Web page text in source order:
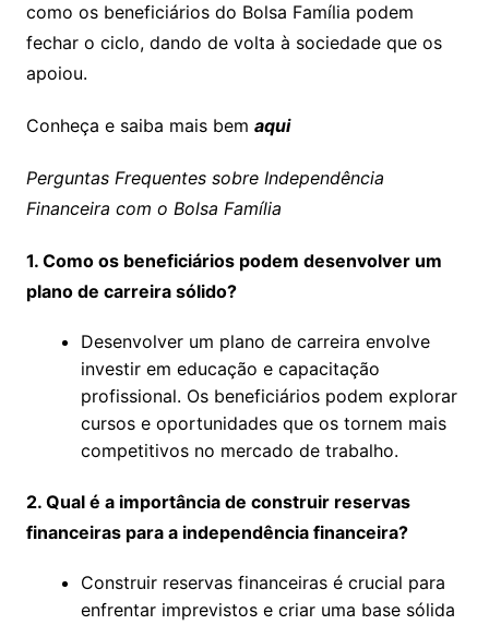
como os beneficiários do Bolsa Família podem
fechar o ciclo, dando de volta à sociedade que os
apoiou.
Conheça e saiba mais bem aqui
Perguntas Frequentes sobre Independência
Financeira com o Bolsa Família
1. Como os beneficiários podem desenvolver um
plano de carreira sólido?
Desenvolver um plano de carreira envolve
investir em educação e capacitação
profissional. Os beneficiários podem explorar
cursos e oportunidades que os tornem mais
competitivos no mercado de trabalho.
2. Qual é a importância de construir reservas
financeiras para a independência financeira?
Construir reservas financeiras é crucial para
enfrentar imprevistos e criar uma base sólida